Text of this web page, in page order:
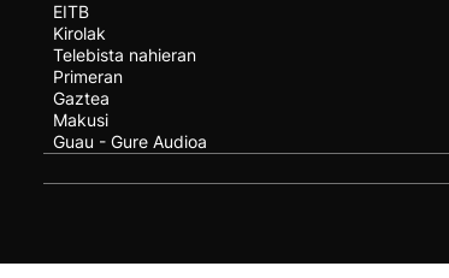
EITB
Kirolak
Telebista nahieran
Primeran
Gaztea
Makusi
Guau - Gure Audioa